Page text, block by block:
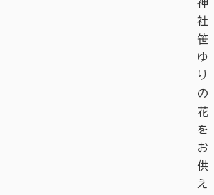
神
社
笹
ゆ
り
の
花
を
お
供
え